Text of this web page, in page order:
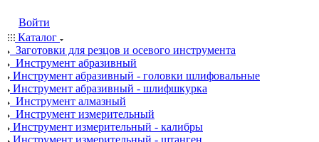
Войти
Каталог
Заготовки для резцов и осевого инструмента
Инструмент абразивный
Инструмент абразивный - головки шлифовальные
Инструмент абразивный - шлифшкурка
Инструмент алмазный
Инструмент измерительный
Инструмент измерительный - калибры
Инструмент измерительный - штанген...